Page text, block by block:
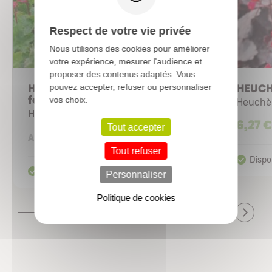
HEUCHERA brizoides 'Pluie de
feu®' = 'Leuchtkäfer'
Heuchère
A partir de 4,40 €
6,27 €
Respect de votre vie privée
Nous utilisons des cookies pour améliorer
votre expérience, mesurer l'audience et
proposer des contenus adaptés. Vous
pouvez accepter, refuser ou personnaliser
vos choix.
Tout accepter
Tout refuser
Personnaliser
Politique de cookies